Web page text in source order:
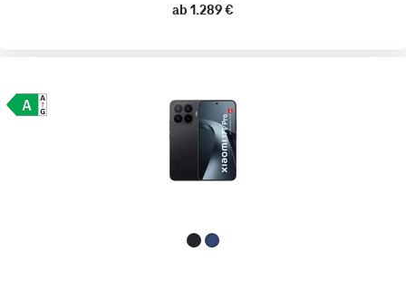
ab 1.289 €